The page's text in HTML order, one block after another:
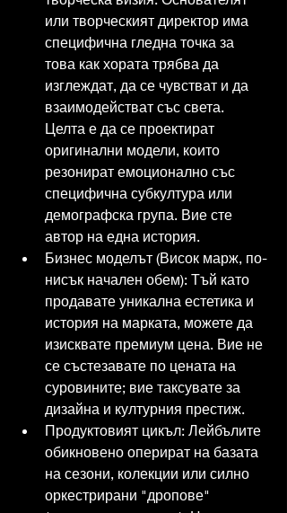
или творческият директор има
специфична гледна точка за
това как хората трябва да
изглеждат, да се чувстват и да
взаимодействат със света.
Целта е да се проектират
оригинални модели, които
резонират емоционално със
специфична субкултура или
демографска група. Вие сте
автор на една история.
Бизнес моделът (Висок марж, по-
нисък начален обем): Тъй като
продавате уникална естетика и
история на марката, можете да
изисквате премиум цена. Вие не
се състезавате по цената на
суровините; вие таксувате за
дизайна и културния престиж.
Продуктовият цикъл: Лейбълите
обикновено оперират на базата
на сезони, колекции или силно
оркестрирани "дропове"